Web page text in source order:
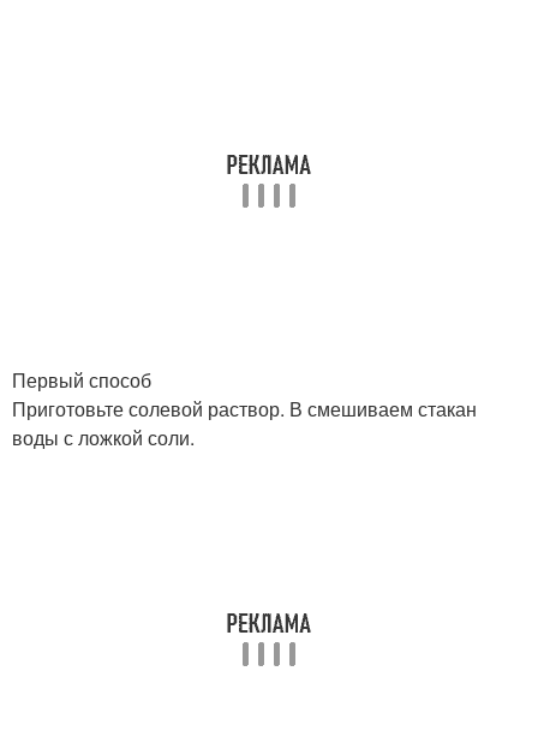
Первый способ
Приготовьте солевой раствор. В смешиваем стакан
воды с ложкой соли.